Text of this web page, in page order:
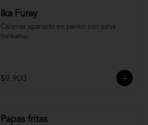
Ika Furay
Calamar apanado en panko con salsa
tonkatsu.
$9.900
Papas fritas